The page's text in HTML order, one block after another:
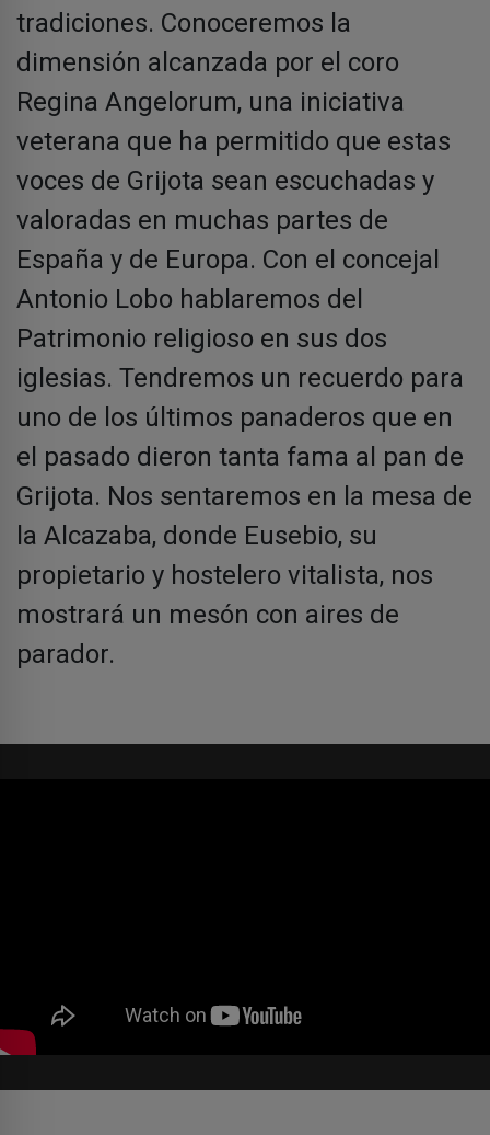
tradiciones. Conoceremos la
dimensión alcanzada por el coro
Regina Angelorum, una iniciativa
veterana que ha permitido que estas
voces de Grijota sean escuchadas y
valoradas en muchas partes de
España y de Europa. Con el concejal
Antonio Lobo hablaremos del
Patrimonio religioso en sus dos
iglesias. Tendremos un recuerdo para
uno de los últimos panaderos que en
el pasado dieron tanta fama al pan de
Grijota. Nos sentaremos en la mesa de
la Alcazaba, donde Eusebio, su
propietario y hostelero vitalista, nos
mostrará un mesón con aires de
parador.